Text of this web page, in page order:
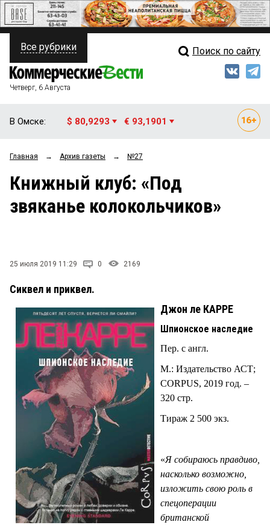
ПОЛИТИКА
ФИНАНСЫ
ОБЩЕСТВО
ЗАКОН
НОВОСТИ КОМПАНИЙ
Свежий выпуск
Рейтинги
Блоги
Все рубрики Поиск по сайту
Четверг, 6 Августа
В Омске: $ 80,9293 € 93,1901
Главная → Архив газеты → №27
Книжный клуб: «Под
звяканье колокольчиков»
25 июля 2019 11:29 0 2169
Сиквел и приквел.
Джон ле КАРРЕ
Шпионское наследие
Пер. с англ.
М.: Издательство АСТ;
CORPUS, 2019 год. –
320 стр.
Тираж 2 500 экз.
«Я собираюсь правдиво,
насколько возможно,
изложить свою роль в
спецоперации
британской